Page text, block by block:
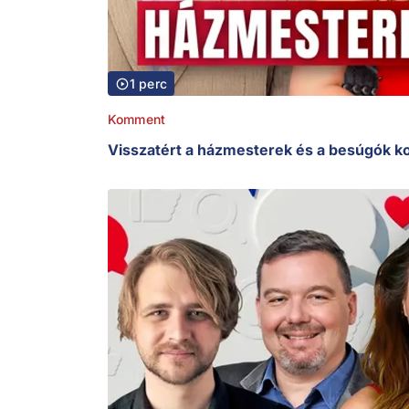
1 perc
Komment
Visszatért a házmesterek és a besúgók